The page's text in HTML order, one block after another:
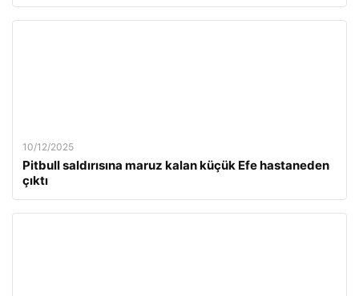
10/12/2025
Pitbull saldırısına maruz kalan küçük Efe hastaneden
çıktı